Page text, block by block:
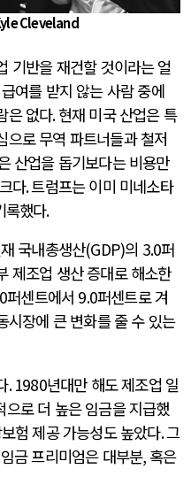
Cleveland
기반을 재건할 것이라는 얼
여를 받지 않는 사람 중에
은 없다.현재 미국 산업은 특
으로 무역 파트너들과 철저
산업을 돕기보다는 비용만
다.트럼프는 이미 미네소타
록했다.
국내총생산(GDP)의 3.0퍼
제조업 생산 증대로 해소한
퍼센트에서 9.0퍼센트로 겨
시장에 큰 변화를 줄 수 있는
. 1980년대만 해도 제조업 일
으로 더 높은 임금을 지급했
험 제공 가능성도 높았다.그
금 프리미엄은 대부분, 혹은